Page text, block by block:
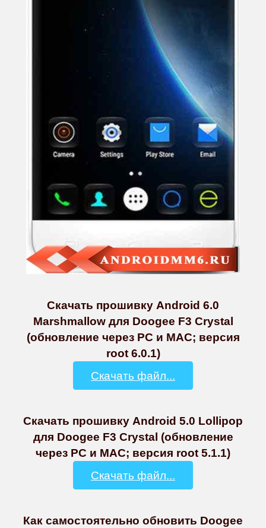
Скачать прошивку Android 6.0
Marshmallow для Doogee F3 Crystal
(обновление через PC и MAC; версия
root 6.0.1)
Скачать файл...
Скачать прошивку Android 5.0 Lollipop
для Doogee F3 Crystal (обновление
через PC и MAC; версия root 5.1.1)
Скачать файл...
Как самостоятельно обновить Doogee